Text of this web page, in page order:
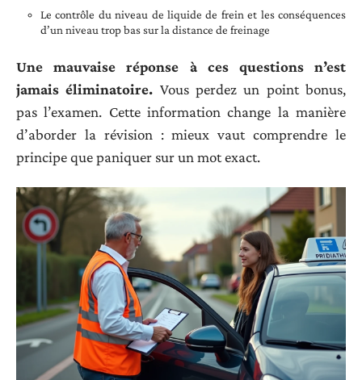
Le contrôle du niveau de liquide de frein et les conséquences
d’un niveau trop bas sur la distance de freinage
Une mauvaise réponse à ces questions n’est
jamais éliminatoire. Vous perdez un point bonus,
pas l’examen. Cette information change la manière
d’aborder la révision : mieux vaut comprendre le
principe que paniquer sur un mot exact.